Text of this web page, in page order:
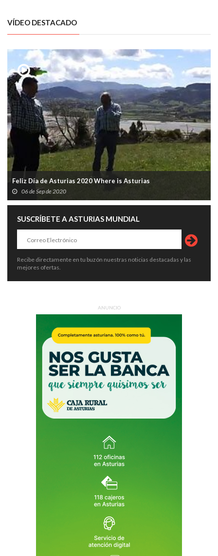
VÍDEO DESTACADO
Feliz Día de Asturias 2020 Where is Asturias
06 de Sep de 2020
SUSCRÍBETE A ASTURIAS MUNDIAL
Recibe directamente en tu buzón nuestras noticias destacadas y las
mejores ofertas.
ANUNCIO